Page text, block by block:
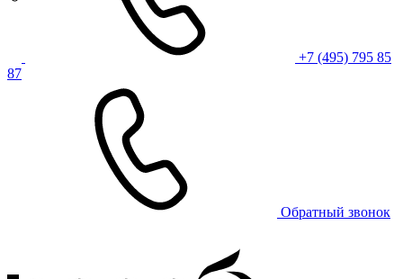
+7 (495) 795 85
87
Обратный звонок